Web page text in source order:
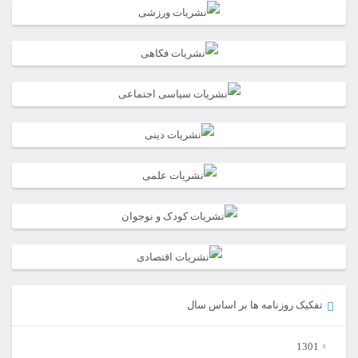
تفکیک روزنامه ها بر اساس سال
1301